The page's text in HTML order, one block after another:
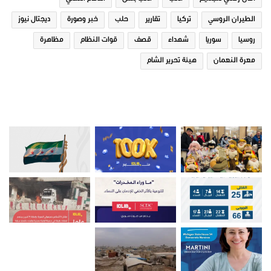
مشروبات رمضانية في ريف ادلب
تقارير
الطيران الروسي تركيا تقارير حلب خبر وصورة ديجتال نيوز
روسيا سوريا شهداء قصف قوات النظام مظاهرة
معرة النعمان هيئة تحرير الشام